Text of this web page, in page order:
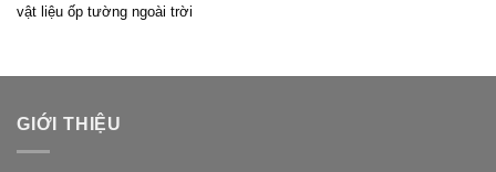
vật liệu ốp tường ngoài trời
GIỚI THIỆU